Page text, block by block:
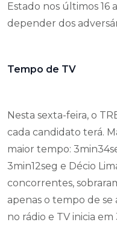
Estado nos últimos 16
depender dos
Tempo de TV
Nesta sexta-feira, o
cada candidato terá.
maior tempo:
3min12seg e Décio
concorrentes,
apenas o tempo de
no rádio e TV inicia em